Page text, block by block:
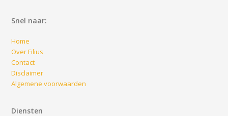
Snel naar:
Home
Over Filius
Contact
Disclaimer
Algemene voorwaarden
Diensten